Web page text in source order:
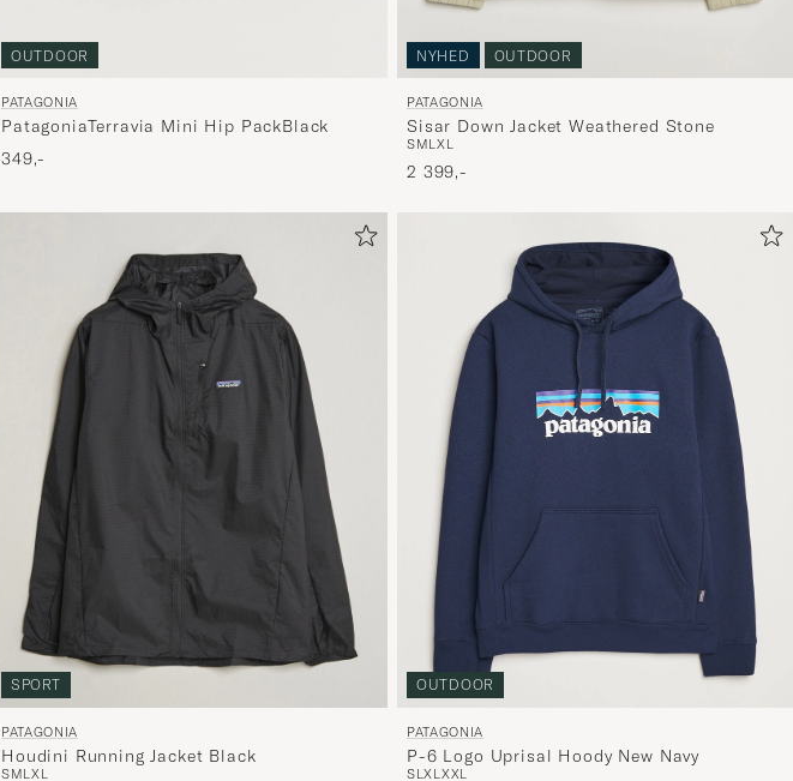
OUTDOOR
PATAGONIA
PatagoniaTerravia Mini Hip PackBlack
349,-
NYHED OUTDOOR
PATAGONIA
Sisar Down Jacket Weathered Stone
SMLXL
2 399,-
SPORT
PATAGONIA
Houdini Running Jacket Black
SMLXL
OUTDOOR
PATAGONIA
P-6 Logo Uprisal Hoody New Navy
SLXL XXL